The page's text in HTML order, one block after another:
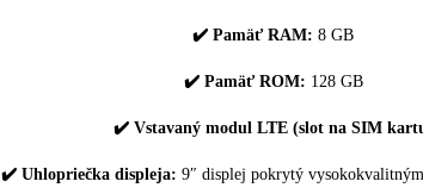
✔️ Pamäť RAM: 8 GB
✔️ Pamäť ROM: 128 GB
✔️ Vstavaný modul LTE (slot na SIM
✔️ Uhlopriečka displeja: 9″ displej pokrytý